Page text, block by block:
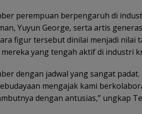
perempuan berpengaruh di
Yuyun George, serta artis
figur tersebut dinilai menjadi nilai
yang tengah aktif di industri
dengan jadwal yang sangat padat.
mengajak kami
dengan antusias,” ungkap